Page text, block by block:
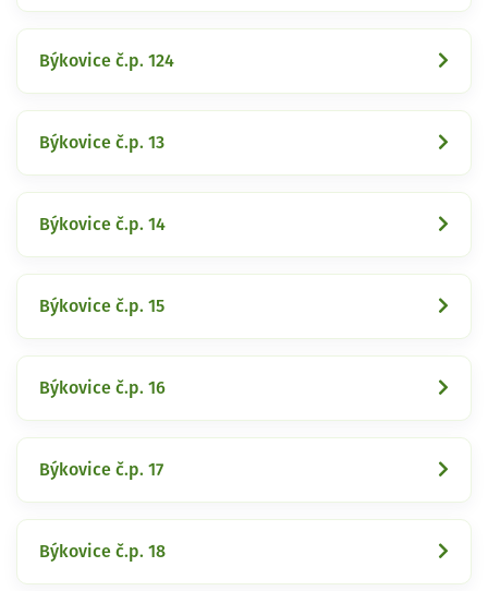
Býkovice č.p. 124
Býkovice č.p. 13
Býkovice č.p. 14
Býkovice č.p. 15
Býkovice č.p. 16
Býkovice č.p. 17
Býkovice č.p. 18